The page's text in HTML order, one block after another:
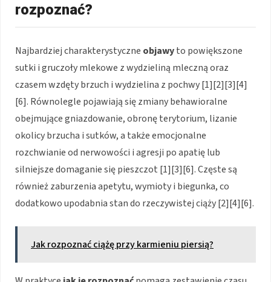
rozpoznać?
Najbardziej charakterystyczne objawyto powiększone
sutki i gruczoły mlekowe z wydzieliną mleczną oraz
czasem wzdęty brzuch i wydzielina z pochwy [1][2][3][4]
[6]. Równolegle pojawiają się zmiany behawioralne
obejmujące gniazdowanie, obronę terytorium, lizanie
okolicy brzucha i sutków, a także emocjonalne
rozchwianie od nerwowości i agresji po apatię lub
silniejsze domaganie się pieszczot [1][3][6]. Częste są
również zaburzenia apetytu, wymioty i biegunka, co
dodatkowo upodabnia stan do rzeczywistej ciąży [2][4][6].
Jak rozpoznać ciążę przy karmieniu piersią?